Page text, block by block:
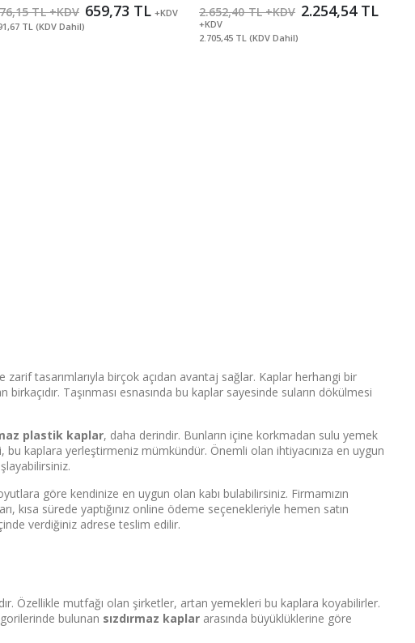
TL +KDV 659,73 TL +KDV
TL (KDV Dahil)
2.652,40 TL +KDV 2.254,54 TL
+KDV
2.705,45 TL (KDV Dahil)
zarif tasarımlarıyla birçok açıdan avantaj sağlar. Kaplar herhangi bir
Taşınması esnasında bu kaplar sayesinde suların dökülmesi
plastik kaplar, daha derindir. Bunların içine korkmadan sulu yemek
kaplara yerleştirmeniz mümkündür. Önemli olan ihtiyacınıza en uygun
göre kendinize en uygun olan kabı bulabilirsiniz. Firmamızın
kısa sürede yaptığınız online ödeme seçenekleriyle hemen satın
verdiğiniz adrese teslim edilir.
Özellikle mutfağı olan şirketler, artan yemekleri bu kaplara koyabilirler.
bulunan sızdırmaz kaplar arasında büyüklüklerine göre